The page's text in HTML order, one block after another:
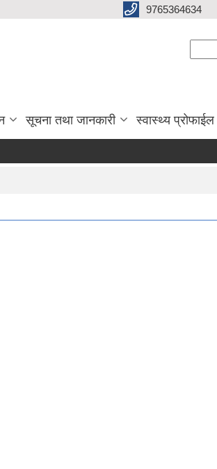
9765364634
सूचना तथा जानकारी स्वास्थ्य प्रोफाईल